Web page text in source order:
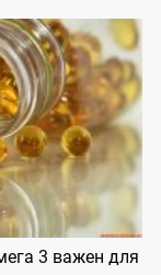
3 важен для